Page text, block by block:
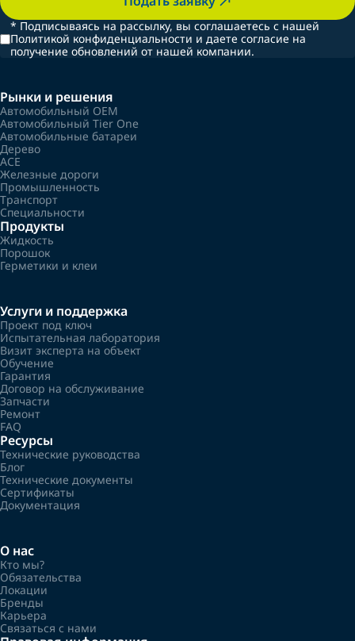
* Подписываясь на рассылку, вы соглашаетесь с нашей
Политикой конфиденциальности и даете согласие на
получение обновлений от нашей компании.
Рынки и решения
Автомобильный OEM
Автомобильный Tier One
Автомобильные батареи
Дерево
ACE
Железные дороги
Промышленность
Транспорт
Специальности
Продукты
Жидкость
Порошок
Герметики и клеи
Услуги и поддержка
Проект под ключ
Испытательная лаборатория
Визит эксперта на объект
Обучение
Гарантия
Договор на обслуживание
Запчасти
Ремонт
FAQ
Ресурсы
Технические руководства
Блог
Технические документы
Сертификаты
Документация
О нас
Кто мы?
Обязательства
Локации
Бренды
Карьера
Связаться с нами